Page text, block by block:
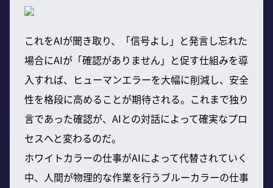
これをAIが聞き取り、「信号よし」と発言し忘れた
場合にAIが「確認がありません」と促す仕組みを導
入すれば、ヒューマンエラーを大幅に削減し、安全
性を格段に高めることが期待される。これまで独り
言であった確認が、AIとの対話によって確実なプロ
セスへと変わるのだ。
ホワイトカラーの仕事がAIによって代替されていく
中、人間が物理的な作業を行うブルーカラーの仕事